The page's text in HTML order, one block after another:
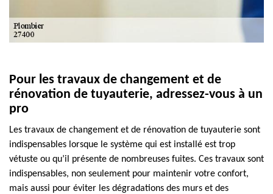
Pour les travaux de changement et de
rénovation de tuyauterie, adressez-vous à un
pro
Les travaux de changement et de rénovation de tuyauterie sont
indispensables lorsque le système qui est installé est trop
vétuste ou qu’il présente de nombreuses fuites. Ces travaux sont
indispensables, non seulement pour maintenir votre confort,
mais aussi pour éviter les dégradations des murs et des